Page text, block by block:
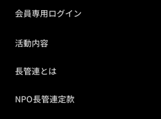
会員専用ログイン
活動内容
長管連とは
NPO長管連定款